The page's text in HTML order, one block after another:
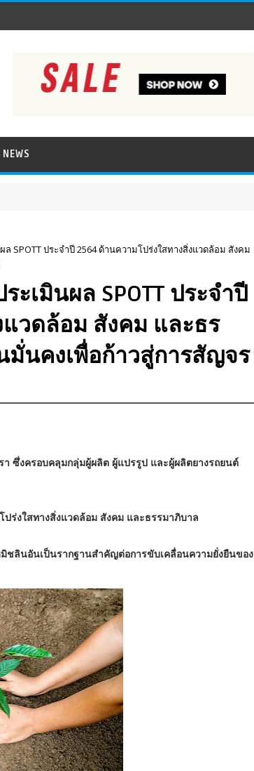
SPOTT ประจำปี 2564 ด้านความโปร่งใสทางสิ่งแวดล้อม สังคม
เมินผล SPOTT ประจำปี
วดล้อม สังคม และธร
มั่นคงเพื่อก้าวสู่การสัญจร
ซึ่งครอบคลุมกลุ่มผู้ผลิต ผู้แปรรูป และผู้ผลิตยางรถยนต์
ร่งใสทางสิ่งแวดล้อม สังคม และธรรมาภิบาล
ชลินอันเป็นรากฐานสำคัญต่อการขับเคลื่อนความยั่งยืนของ